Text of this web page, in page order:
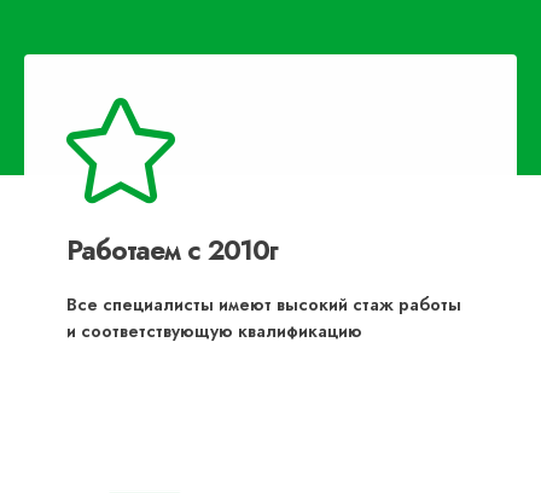
Работаем с 2010г
Все специалисты имеют высокий стаж работы
и соответствующую квалификацию